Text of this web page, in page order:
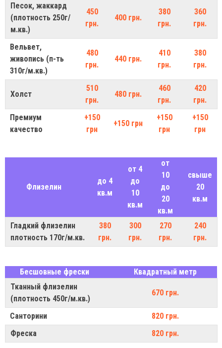
Песок, жаккард
(плотность 250г/
м.кв.)
450
грн.
400 грн.
380
грн.
360
грн.
Вельвет,
живопись (п-ть
310г/м.кв.)
480
грн.
440 грн.
410
грн.
380
грн.
Холст
510
грн.
480 грн.
460
грн.
420
грн.
Премиум
качество
+150
грн
+150 грн
+150
грн
+150
грн
Флизелин
до 4
кв.м
от 4
до
10
кв.м
от
10
до
20
кв.м
свыше
20
кв.м
Гладкий флизелин
плотность 170г/м.кв.
380
грн.
300
грн.
270
грн.
240
грн.
Бесшовные фрески
Квадратный метр
Тканный флизелин
(плотность 450г/м.кв.)
670 грн.
Санторини
820 грн.
Фреска
820 грн.